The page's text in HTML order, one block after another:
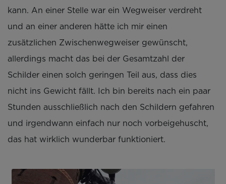
kann. An einer Stelle war ein Wegweiser verdreht
und an einer anderen hätte ich mir einen
zusätzlichen Zwischenwegweiser gewünscht,
allerdings macht das bei der Gesamtzahl der
Schilder einen solch geringen Teil aus, dass dies
nicht ins Gewicht fällt. Ich bin bereits nach ein paar
Stunden ausschließlich nach den Schildern gefahren
und irgendwann einfach nur noch vorbeigehuscht,
das hat wirklich wunderbar funktioniert.